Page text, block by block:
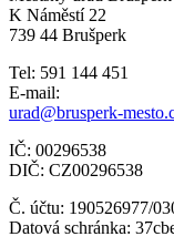
K Náměstí 22
739 44 Brušperk
Tel: 591 144 451
E-mail:
urad@brusperk-
IČ: 00296538
DIČ: CZ00296538
Č. účtu: 190526977/
Datová schránka: